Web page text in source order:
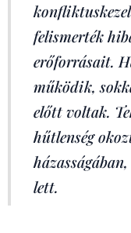
felismerték
erőforrásait.
működik,
előtt voltak.
hűtlenség
lett.